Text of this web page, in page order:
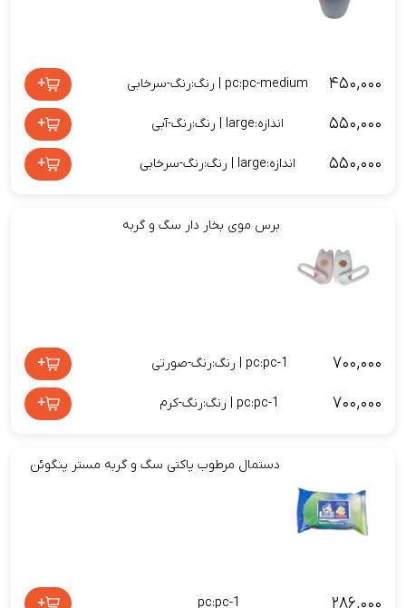
۴۵۰,۰۰۰ pc:pc-medium | رنگ:رنگ-سرخابی +
۵۵۰,۰۰۰ اندازه:large | رنگ:رنگ-آبی +
۵۵۰,۰۰۰ اندازه:large | رنگ:رنگ-سرخابی +
برس موی بخار دار سگ و گربه
۷۰۰,۰۰۰ pc:pc-1 | رنگ:رنگ-صورتی +
۷۰۰,۰۰۰ pc:pc-1 | رنگ:رنگ-کرم +
دستمال مرطوب پاکتی سگ و گربه مستر پنگوئن
۲۸۶,۰۰۰ pc:pc-1
+